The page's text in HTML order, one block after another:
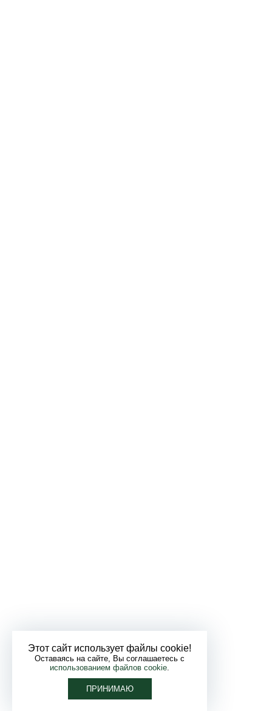
Этот сайт использует файлы cookie!
Оставаясь на сайте, Вы соглашаетесь с
использованием файлов cookie.
ПРИНИМАЮ